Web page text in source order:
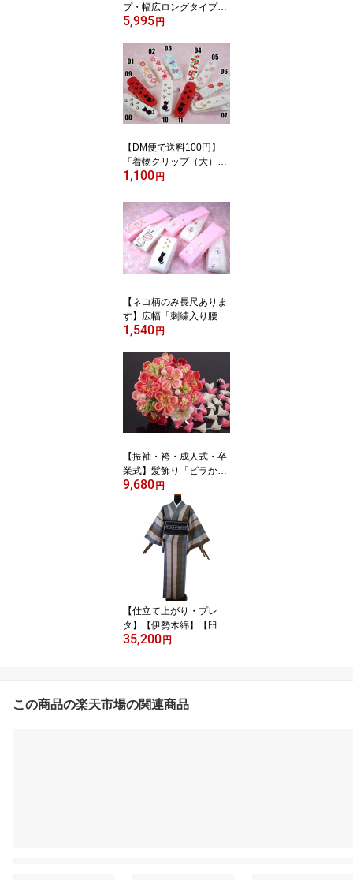
プ・幅広ロングタイプ】
【化粧箱入り・ワンラン
の長さ！】【長さ130c
m】「成人式・振袖用羽
毛ショール」ショール フ
ァー 成人式
5,995円
【DM便で送料100円】
「着物クリップ（大）
（7cm×2cm）」（ネ
牡丹・蝶・菊・梅）【配
送方法でDM便をお選び
の場合、送料100円！】
1,100円
【ネコ柄のみ長尺ありま
す】広幅「刺繍入り腰紐
（うさぎ・まり・桜・ネ
1,540円
【振袖・袴・成人式・卒
業式】髪飾り「ビラかん
付きつまみかんざし（ピ
9,680円
【仕立て上がり・プレ
タ】【伊勢木綿】【臼井
織布】「青・茶・ピンク
35,200円
この商品の楽天市場の関連商品